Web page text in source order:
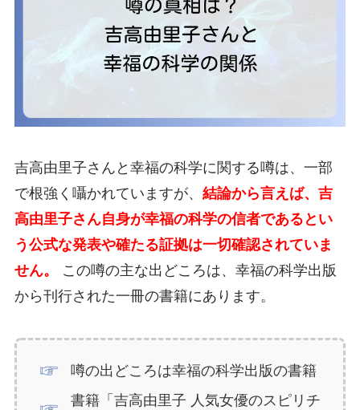
吉高由里子さんと幸福の科学に関する噂は、一部
で根強く囁かれていますが、 結論から言えば、吉
高由里子さん自身が幸福の科学の信者であるとい
う公式な発表や確たる証拠は一切確認されていま
せん。
この噂の主な出どころは、幸福の科学出版
から刊行された一冊の書籍にあります。
噂の出どころは幸福の科学出版の書籍
書籍「吉高由里子 人気女優のスピリチ